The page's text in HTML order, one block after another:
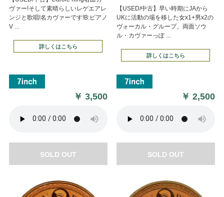
ヴァー!そして素晴らしいレゲエアレ
ンジと歌唱!名カヴァーです!B:ピアノ
V ...
詳しくはこちら
￥3,500
SOLD OUT
【USED/中古】早い時期にJAから
UKに活動の場を移した女x1+男x2の
ヴォーカル・グループ。両面ソウ
ル・カヴァーっぽ ...
詳しくはこちら
￥2,500
SOLD OUT